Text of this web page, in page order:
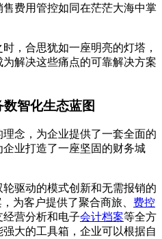
费用管控如同在茫茫大海中掌
，合思犹如一座明亮的灯塔，
解决这些痛点的可靠解决方案
智化生态蓝图
念，为企业提供了一套全面的
业打造了一座坚固的财务城
驱动的模式创新和无需报销的
为客户提供了聚合商旅、 费控
经营分析和电子会计档案等全方
大的工具箱，企业可以根据自